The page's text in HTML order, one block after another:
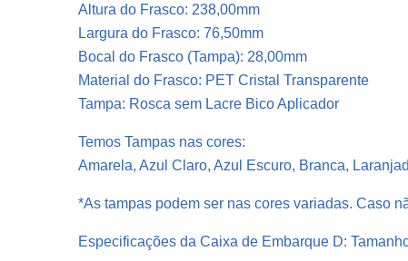
Altura do Frasco: 238,00mm
Largura do Frasco: 76,50mm
Bocal do Frasco (Tampa): 28,00mm
Material do Frasco: PET Cristal Transparente
Tampa: Rosca sem Lacre Bico Aplicador
Temos Tampas nas cores:
Amarela, Azul Claro, Azul Escuro, Branca,
*As tampas podem ser nas cores variadas. Caso
Especificações da Caixa de Embarque D: